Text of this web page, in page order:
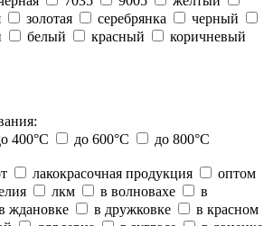
золотая серебрянка
черный
белый красный
коричневый
400°C до 600°C
до 800°C
лакокрасочная продукция
оптом
лкм в волновахе
в
ждановке в дружковке
в красном